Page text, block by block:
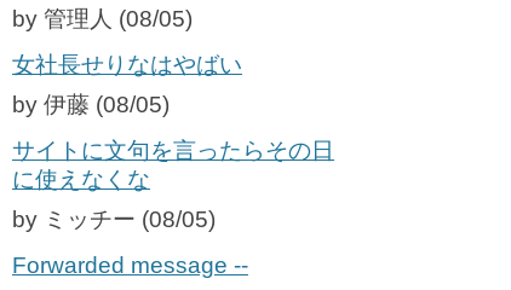
by 管理人 (08/05)
女社長せりなはやばい
by 伊藤 (08/05)
サイトに文句を言ったらその日
に使えなくな
by ミッチー (08/05)
Forwarded message --